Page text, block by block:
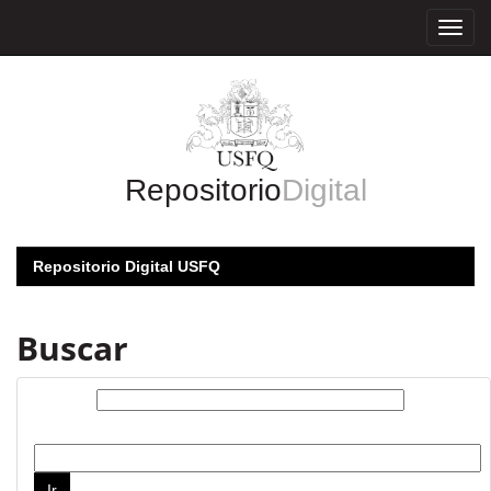
RepositorioDigital
Repositorio Digital USFQ
Buscar